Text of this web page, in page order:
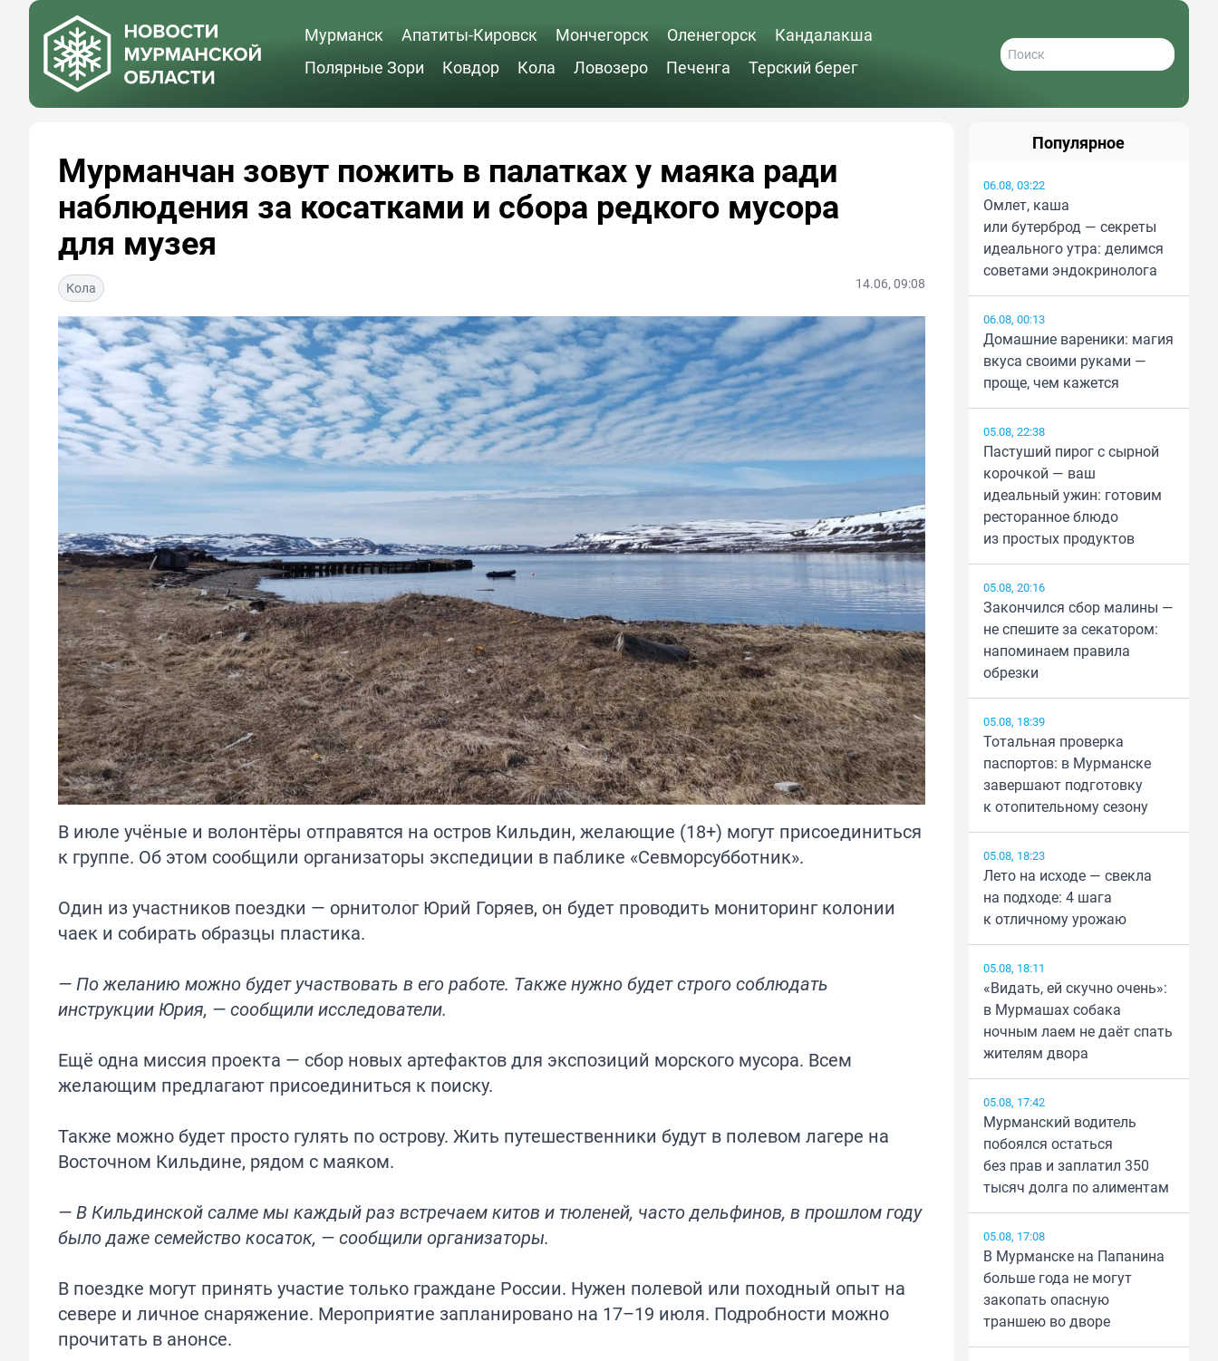
Мурманск Апатиты-Кировск Мончегорск Оленегорск
Кандалакша
Полярные Зори
Ковдор Кола Ловозеро Печенга Терский берег
Мурманчан зовут пожить в палатках у маяка ради
наблюдения за косатками и сбора редкого мусора
для музея
Кола 14.06, 09:08
В июле учёные и волонтёры отправятся на остров Кильдин, желающие (18+) могут присоединиться
к группе. Об этом сообщили организаторы экспедиции в паблике «Севморсубботник».
Один из участников поездки — орнитолог Юрий Горяев, он будет проводить мониторинг колонии
чаек и собирать образцы пластика.
— По желанию можно будет участвовать в его работе. Также нужно будет строго соблюдать
инструкции Юрия, — сообщили исследователи.
Ещё одна миссия проекта — сбор новых артефактов для экспозиций морского мусора. Всем
желающим предлагают присоединиться к поиску.
Также можно будет просто гулять по острову. Жить путешественники будут в полевом лагере на
Восточном Кильдине, рядом с маяком.
— В Кильдинской салме мы каждый раз встречаем китов и тюленей, часто дельфинов, в прошлом году
было даже семейство косаток, — сообщили организаторы.
В поездке могут принять участие только граждане России. Нужен полевой или походный опыт на
севере и личное снаряжение. Мероприятие запланировано на 17–19 июля. Подробности можно
прочитать в анонсе.
Популярное
06.08, 03:22
Омлет, каша
или бутерброд — секреты
идеального утра: делимся
советами эндокринолога
06.08, 00:13
Домашние вареники: магия
вкуса своими руками —
проще, чем кажется
05.08, 22:38
Пастуший пирог с сырной
корочкой — ваш
идеальный ужин: готовим
ресторанное блюдо
из простых продуктов
05.08, 20:16
Закончился сбор малины —
не спешите за секатором:
напоминаем правила
обрезки
05.08, 18:39
Тотальная проверка
паспортов: в Мурманске
завершают подготовку
к отопительному сезону
05.08, 18:23
Лето на исходе — свекла
на подходе: 4 шага
к отличному урожаю
05.08, 18:11
«Видать, ей скучно очень»:
в Мурмашах собака
ночным лаем не даёт спать
жителям двора
05.08, 17:42
Мурманский водитель
побоялся остаться
без прав и заплатил 350
тысяч долга по алиментам
05.08, 17:08
В Мурманске на Папанина
больше года не могут
закопать опасную
траншею во дворе